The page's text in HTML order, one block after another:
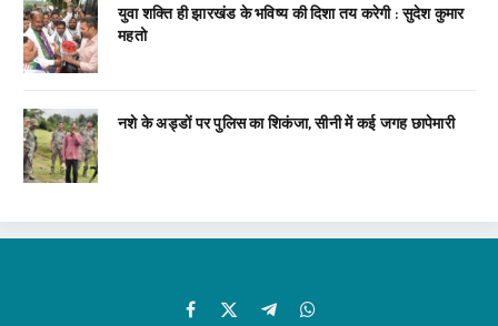
युवा शक्ति ही झारखंड के भविष्य की दिशा तय करेगी : सुदेश कुमार
महतो
नशे के अड्डों पर पुलिस का शिकंजा, सीनी में कई जगह छापेमारी
Facebook
X TelegramWhatsApp